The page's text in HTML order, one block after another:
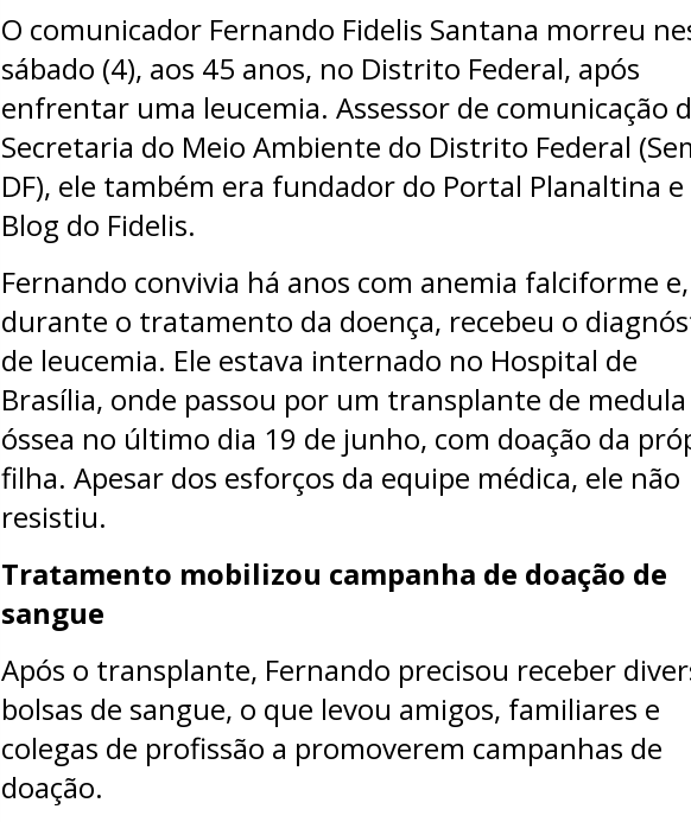
O comunicador Fernando Fidelis Santana morreu
sábado (4), aos 45 anos, no Distrito Federal, após
enfrentar uma leucemia. Assessor de comunicação
Secretaria do Meio Ambiente do Distrito Federal
DF), ele também era fundador do Portal Planaltina e
Blog do Fidelis.
Fernando convivia há anos com anemia falciforme e,
durante o tratamento da doença, recebeu o
de leucemia. Ele estava internado no Hospital de
Brasília, onde passou por um transplante de medula
óssea no último dia 19 de junho, com doação da
filha. Apesar dos esforços da equipe médica, ele não
resistiu.
Tratamento mobilizou campanha de doação de
sangue
Após o transplante, Fernando precisou receber
bolsas de sangue, o que levou amigos, familiares e
colegas de profissão a promoverem campanhas de
doação.